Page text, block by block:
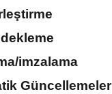
imzalama
Güncellemeler